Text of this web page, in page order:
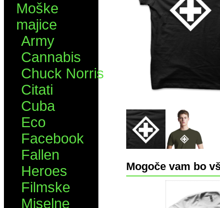
Moške
majice
Army
Cannabis
Chuck Norris
Citati
Cuba
Eco
Facebook
Fallen
Heroes
Filmske
Miselne
Mogoče vam bo